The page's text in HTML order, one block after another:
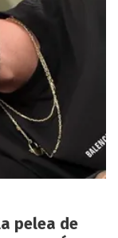
pelea de